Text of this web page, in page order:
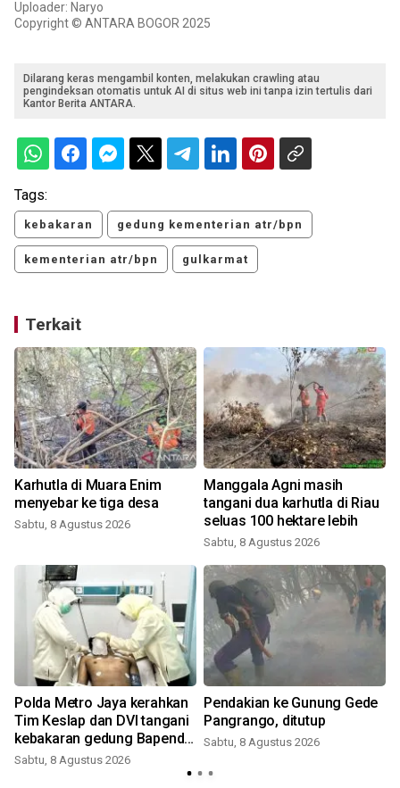
Uploader: Naryo
Copyright © ANTARA BOGOR 2025
Dilarang keras mengambil konten, melakukan crawling atau
pengindeksan otomatis untuk AI di situs web ini tanpa izin tertulis dari
Kantor Berita ANTARA.
Tags:
kebakaran gedung kementerian atr/bpn
kementerian atr/bpn gulkarmat
Terkait
Karhutla di Muara Enim
menyebar ke tiga desa
Sabtu, 8 Agustus 2026
Manggala Agni masih
tangani dua karhutla di Riau
seluas 100 hektare lebih
Sabtu, 8 Agustus 2026
Polda Metro Jaya kerahkan
Tim Keslap dan DVI tangani
kebakaran gedung Bapenda
DKI
Sabtu, 8 Agustus 2026
Pendakian ke Gunung Gede
Pangrango, ditutup
Sabtu, 8 Agustus 2026